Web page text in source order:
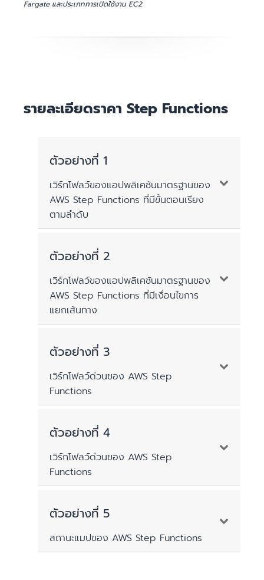
Fargate และประเภทการเปิดใช้งาน EC2
รายละเอียดราคา Step Functions
ตัวอย่างที่ 1
เวิร์กโฟลว์ของแอปพลิเคชันมาตรฐานของ
AWS Step Functions ที่มีขั้นตอนเรียง
ตามลำดับ
เวิร์กโฟลว์ของแอปพลิเคชันมีการเปลี่ยนสถานะ
สี่ขั้น ซึ่งกำหนดโดยจำนวนโหนดบนกราฟ:
ตัวอย่างที่ 2
เวิร์กโฟลว์ของแอปพลิเคชันมาตรฐานของ
AWS Step Functions ที่มีเงื่อนไขการ
แยกเส้นทาง
ตัวอย่างที่ 3
เวิร์กโฟลว์ด่วนของ AWS Step
Functions
คุณสามารถประมาณการใช้งานหน่วยความจำของ
เวิร์กโฟลว์ด่วนของ AWS Step Functions ได้จาก
ขนาดของเครื่องสถานะ ขนาดข้อมูล (ปริมาณงาน) ที่
สั่งทำงาน และการใช้งานการแมปหรือสถานะแบบ
การใช้งานหน่วยความจำเวิร์กโฟลว์ = 50 MB +
ขนาดของเครื่องสถานะ + ขนาดข้อมูลที่ทำงาน x
จำนวนของขั้นตอนแบบขนานหรือการแมป
ตัวอย่างที่ 4
เวิร์กโฟลว์ด่วนของ AWS Step
Functions
คุณสามารถประมาณการใช้งานหน่วยความจำของ
เวิร์กโฟลว์ด่วนของ AWS Step Functions ได้จาก
ขนาดของเครื่องสถานะ ขนาดข้อมูล (ปริมาณงาน) ที่
สั่งทำงาน และการใช้งานการแมปหรือสถานะแบบ
ตัวอย่างที่ 5
สถานะแมปของ AWS Step Functions